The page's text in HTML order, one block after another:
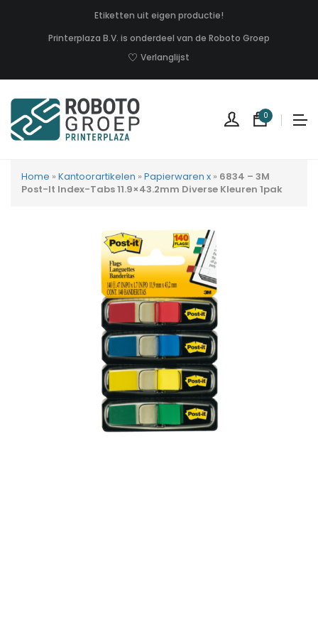
Etiketten uit eigen productie!
Printerplaza B.V. is onderdeel van de Roboto Groep
Verlanglijst
0
Home » Kantoorartikelen » Papierwaren x » 6834 – 3M
Post-It Index-Tabs 11.9×43.2mm Diverse Kleuren 1pak